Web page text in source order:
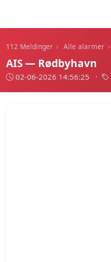
112 Meldinger › Alle alarmer ›
AIS — Rødbyhavn
02-06-2026 14:56:25 ·